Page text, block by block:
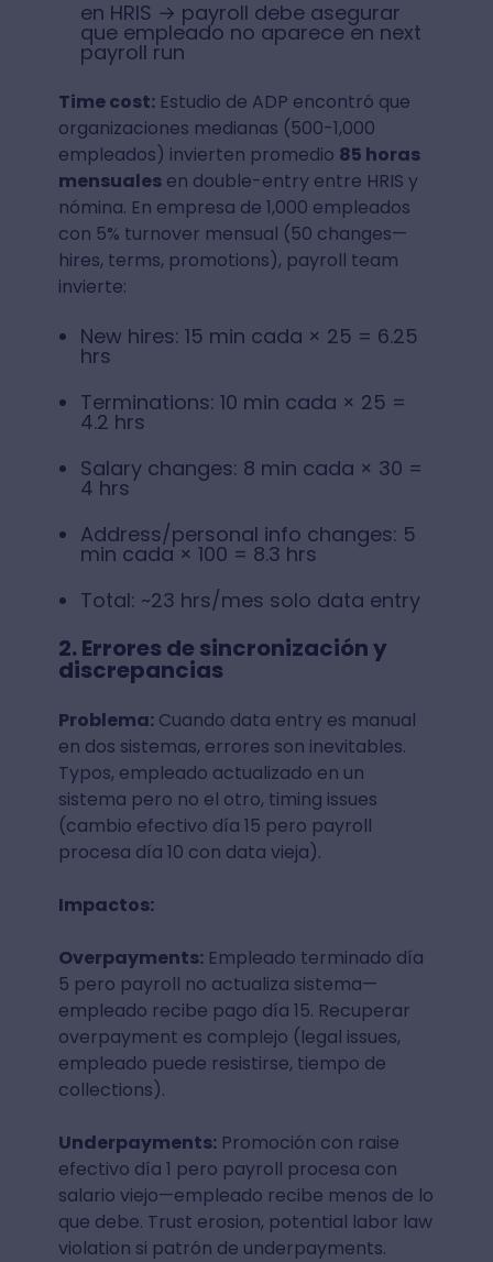
en HRIS → payroll debe asegurar
que empleado no aparece en next
payroll run
Time cost:Estudio de ADP encontró que
organizaciones medianas (500-1,000
empleados) invierten promedio 85 horas
mensualesen double-entry entre HRIS y
nómina. En empresa de 1,000 empleados
con 5% turnover mensual (50 changes—
hires, terms, promotions), payroll team
invierte:
New hires: 15 min cada × 25 = 6.25
hrs
Terminations: 10 min cada × 25 =
4.2 hrs
Salary changes: 8 min cada × 30 =
4 hrs
Address/personal info changes: 5
min cada × 100 = 8.3 hrs
Total: ~23 hrs/mes solo data entry
2. Errores de sincronización y
discrepancias
Problema:Cuando data entry es manual
en dos sistemas, errores son inevitables.
Typos, empleado actualizado en un
sistema pero no el otro, timing issues
(cambio efectivo día 15 pero payroll
procesa día 10 con data vieja).
Impactos:
Overpayments:Empleado terminado día
5 pero payroll no actualiza sistema—
empleado recibe pago día 15. Recuperar
overpayment es complejo (legal issues,
empleado puede resistirse, tiempo de
collections).
Underpayments:Promoción con raise
efectivo día 1 pero payroll procesa con
salario viejo—empleado recibe menos de lo
que debe. Trust erosion, potential labor law
violation si patrón de underpayments.